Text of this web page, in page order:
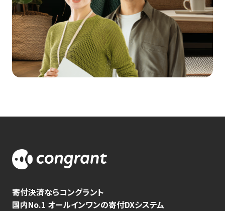
寄付決済ならコングラント
国内No.1 オールインワンの寄付DXシステム